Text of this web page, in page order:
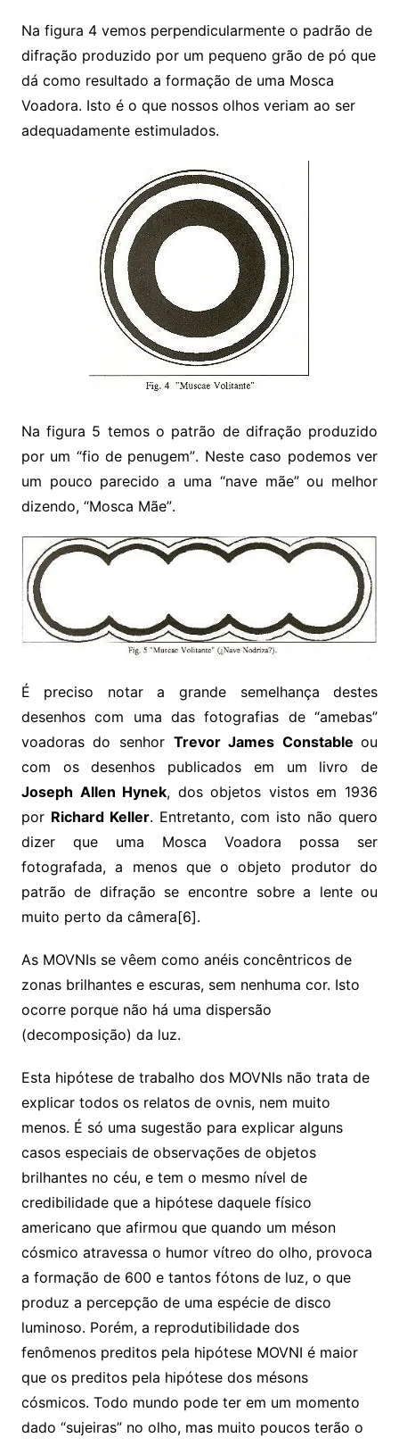
Na figura 4 vemos perpendicularmente o padrão de
difração produzido por um pequeno grão de pó que
dá como resultado a formação de uma Mosca
Voadora. Isto é o que nossos olhos veriam ao ser
adequadamente estimulados.
Na figura 5 temos o patrão de difração produzido
por um “fio de penugem”. Neste caso podemos ver
um pouco parecido a uma “nave mãe” ou melhor
dizendo, “Mosca Mãe”.
É preciso notar a grande semelhança destes
desenhos com uma das fotografias de “amebas”
voadoras do senhor Trevor James Constableou
com os desenhos publicados em um livro de
Joseph Allen Hynek, dos objetos vistos em 1936
por Richard Keller. Entretanto, com isto não quero
dizer que uma Mosca Voadora possa ser
fotografada, a menos que o objeto produtor do
patrão de difração se encontre sobre a lente ou
muito perto da câmera[6].
As MOVNIs se vêem como anéis concêntricos de
zonas brilhantes e escuras, sem nenhuma cor. Isto
ocorre porque não há uma dispersão
(decomposição) da luz.
Esta hipótese de trabalho dos MOVNIs não trata de
explicar todos os relatos de ovnis, nem muito
menos. É só uma sugestão para explicar alguns
casos especiais de observações de objetos
brilhantes no céu, e tem o mesmo nível de
credibilidade que a hipótese daquele físico
americano que afirmou que quando um méson
cósmico atravessa o humor vítreo do olho, provoca
a formação de 600 e tantos fótons de luz, o que
produz a percepção de uma espécie de disco
luminoso. Porém, a reprodutibilidade dos
fenômenos preditos pela hipótese MOVNI é maior
que os preditos pela hipótese dos mésons
cósmicos. Todo mundo pode ter em um momento
dado “sujeiras” no olho, mas muito poucos terão o